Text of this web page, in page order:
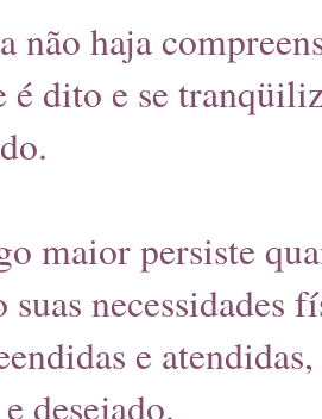
não haja
é dito e se
maior persiste
suas necessidades
e
desejado.